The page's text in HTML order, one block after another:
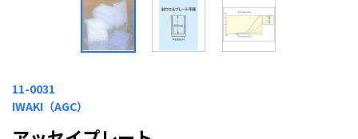
11-0031
IWAKI（AGC）